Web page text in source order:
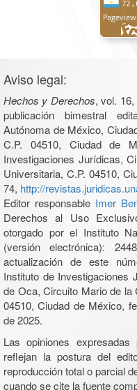
Aviso legal:
Hechos y Derechos, vol.
publicación bimestral
Autónoma de México,
C.P. 04510, Ciudad de
Investigaciones Jurídicas,
Universitaria, C.P. 04510,
74, http://
Editor responsable Imer
Derechos al Uso
otorgado por el Instituto
(versión electrónica):
actualización de este
Instituto de Investigaciones
de Oca, Circuito Mario de la
04510, Ciudad de México,
de 2025.
Las opiniones
reflejan la postura del
reproducción total o parcial
cuando se cite la fuente